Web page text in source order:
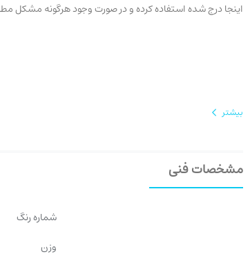
اینجا درج شده استفاده کرده و در صورت وجود هرگونه مشکل مطابق
بیشتر
مشخصات فنی
شماره رنگ
وزن